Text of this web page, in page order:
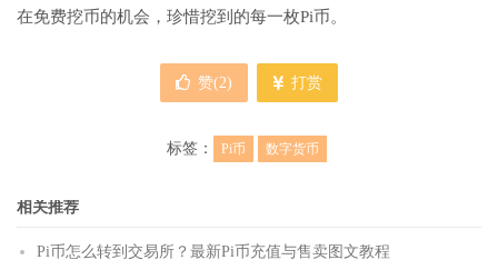
在免费挖币的机会，珍惜挖到的每一枚Pi币。
赞(2) 打赏
标签： Pi币 数字货币
相关推荐
Pi币怎么转到交易所？最新Pi币充值与售卖图文教程